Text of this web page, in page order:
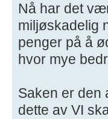
Nå har det
miljøskadelig
penger på å
hvor mye
Saken er den
dette av VI